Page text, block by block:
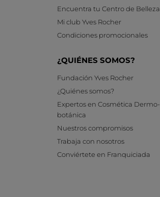
Encuentra tu Centro de Belleza
Mi club Yves Rocher
Condiciones promocionales
¿QUIÉNES SOMOS?
Fundación Yves Rocher
¿Quiénes somos?
Expertos en Cosmética Dermo-
botánica
Nuestros compromisos
Trabaja con nosotros
Conviértete en Franquiciada